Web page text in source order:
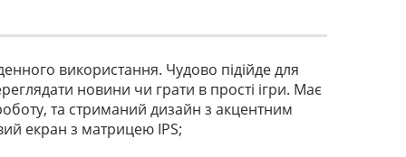
використання. Чудово підійде для
новини чи грати в прості ігри. Має
та стриманий дизайн з акцентним
екран з матрицею IPS;